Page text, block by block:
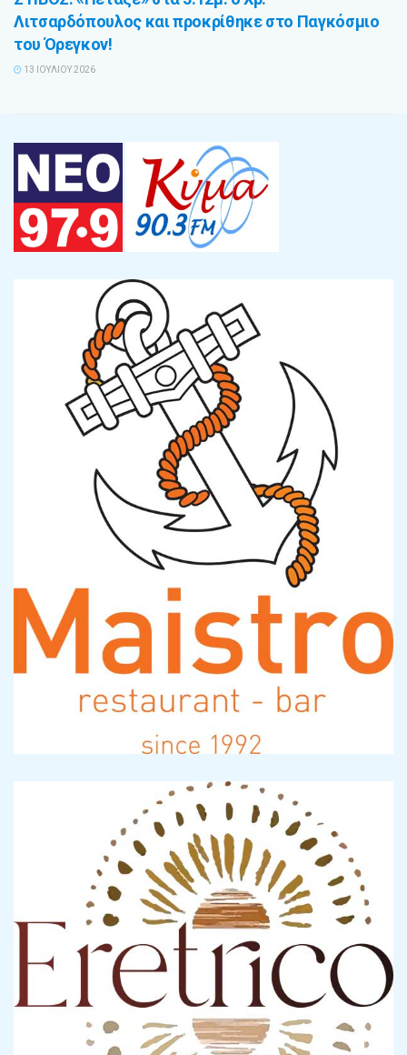
Λιτσαρδόπουλος και προκρίθηκε στο Παγκόσμιο
του Όρεγκον!
13 ΙΟΥΛΊΟΥ 2026